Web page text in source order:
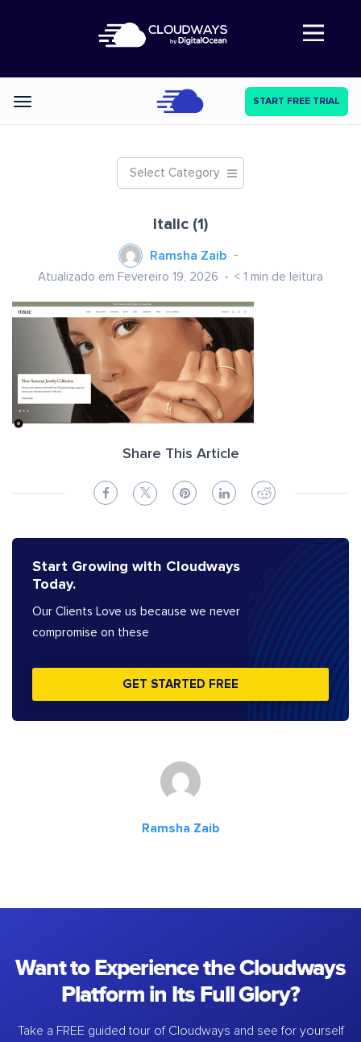
Abre a navegação
Categories START FREE TRIAL
Select Category
Italic (1)
Ramsha Zaib
Atualizado em Fevereiro 19, 2026 < 1 min de leitura
Share This Article
Start Growing with Cloudways
Today.
Our Clients Love us because we never
compromise on these
GET STARTED FREE
Ramsha Zaib
Want to Experience the Cloudways
Platform in Its Full Glory?
Take a FREE guided tour of Cloudways and see for yourself